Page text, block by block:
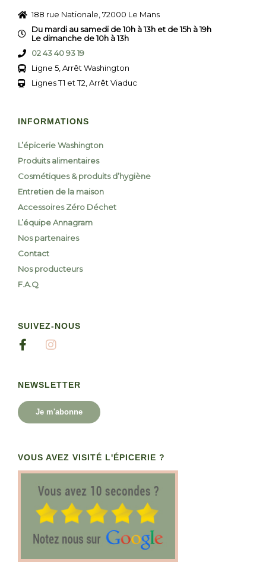
188 rue Nationale, 72000 Le Mans
Du mardi au samedi de 10h à 13h et de 15h à 19h
Le dimanche de 10h à 13h
02 43 40 93 19
Ligne 5, Arrêt Washington
Lignes T1 et T2, Arrêt Viaduc
INFORMATIONS
L’épicerie Washington
Produits alimentaires
Cosmétiques & produits d’hygiène
Entretien de la maison
Accessoires Zéro Déchet
L’équipe Annagram
Nos partenaires
Contact
Nos producteurs
F.A.Q
SUIVEZ-NOUS
NEWSLETTER
Je m'abonne
VOUS AVEZ VISITÉ L'ÉPICERIE ?